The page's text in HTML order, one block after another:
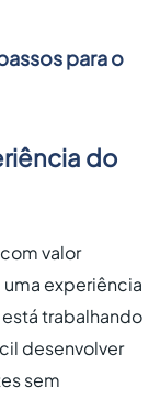
para o
do
valor
experiência
trabalhando
desenvolver
sem